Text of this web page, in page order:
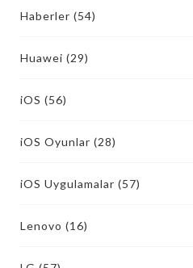
Haberler (54)
Huawei (29)
iOS (56)
iOS Oyunlar (28)
iOS Uygulamalar (57)
Lenovo (16)